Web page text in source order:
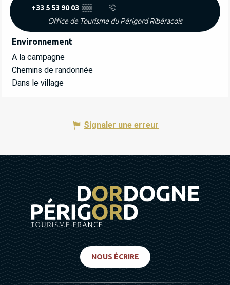
+33 5 53 90 03 ▒▒
Office de Tourisme du Périgord Ribéracois
Environnement
Environnement
A la campagne
Chemins de randonnée
Dans le village
Signaler une erreur
NOUS ÉCRIRE